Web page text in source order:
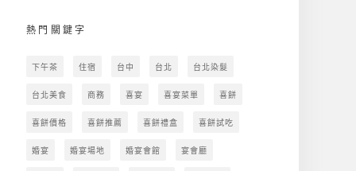
熱門關鍵字
下午茶 住宿 台中 台北 台北染髮
台北美食 商務 喜宴 喜宴菜單 喜餅
喜餅價格 喜餅推薦 喜餅禮盒 喜餅試吃
婚宴 婚宴場地 婚宴會館 宴會廳